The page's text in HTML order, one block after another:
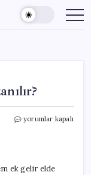
İnternetten
yorumlar kapalı
ek gelir elde